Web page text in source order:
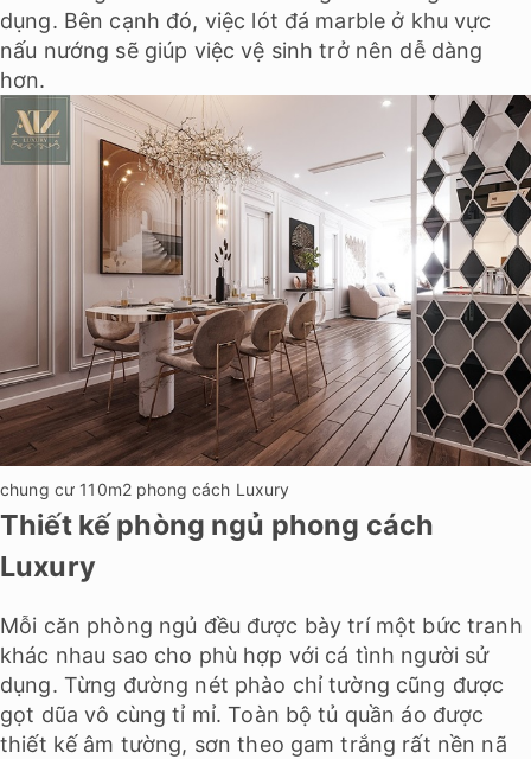
dụng. Bên cạnh đó, việc lót đá marble ở khu vực
nấu nướng sẽ giúp việc vệ sinh trở nên dễ dàng
hơn.
chung cư 110m2 phong cách Luxury
Thiết kế phòng ngủ phong cách
Luxury
Mỗi căn phòng ngủ đều được bày trí một bức tranh
khác nhau sao cho phù hợp với cá tình người sử
dụng. Từng đường nét phào chỉ tường cũng được
gọt dũa vô cùng tỉ mỉ. Toàn bộ tủ quần áo được
thiết kế âm tường, sơn theo gam trắng rất nền nã